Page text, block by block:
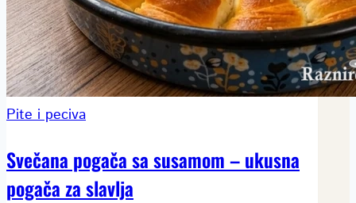
Pite i peciva
Svečana pogača sa susamom – ukusna
pogača za slavlja